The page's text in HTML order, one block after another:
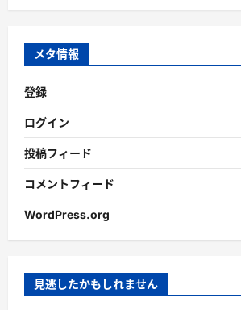
カ
ブ
メタ情報
登録
ログイン
投稿フィード
コメントフィード
WordPress.org
見逃したかもしれません